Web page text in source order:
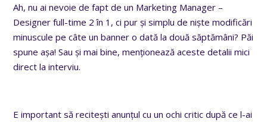
Ah, nu ai nevoie de fapt de un Marketing Manager –
Designer full-time 2 în 1, ci pur și simplu de niște modificări
minuscule pe câte un banner o dată la două săptămâni? Păi
spune așa! Sau și mai bine, menționează aceste detalii mici
direct la interviu.
E important să recitești anunțul cu un ochi critic după ce l-ai